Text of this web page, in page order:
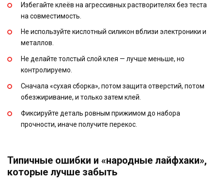
Избегайте клеёв на агрессивных растворителях без теста
на совместимость.
Не используйте кислотный силикон вблизи электроники и
металлов.
Не делайте толстый слой клея — лучше меньше, но
контролируемо.
Сначала «сухая сборка», потом защита отверстий, потом
обезжиривание, и только затем клей.
Фиксируйте деталь ровным прижимом до набора
прочности, иначе получите перекос.
Типичные ошибки и «народные лайфхаки»,
которые лучше забыть